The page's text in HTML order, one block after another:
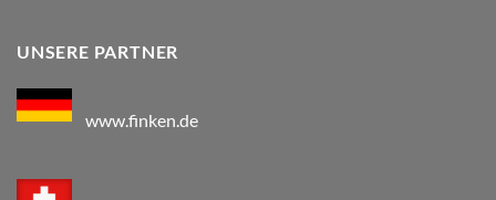
UNSERE PARTNER
www.finken.de